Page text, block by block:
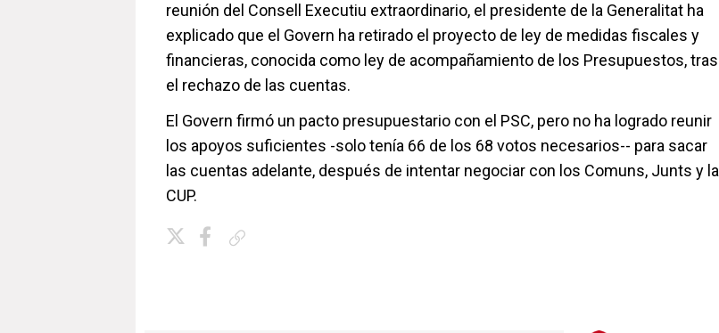
reunión del Consell Executiu extraordinario, el presidente de la Generalitat ha
explicado que el Govern ha retirado el proyecto de ley de medidas fiscales y
financieras, conocida como ley de acompañamiento de los Presupuestos, tras
el rechazo de las cuentas.
El Govern firmó un pacto presupuestario con el PSC, pero no ha logrado reunir
los apoyos suficientes -solo tenía 66 de los 68 votos necesarios-- para sacar
las cuentas adelante, después de intentar negociar con los Comuns, Junts y la
CUP.